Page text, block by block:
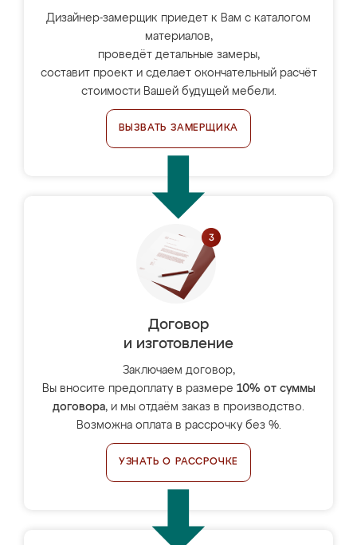
Дизайнер-замерщик приедет к Вам с каталогом
материалов,
проведёт детальные замеры,
составит проект и сделает окончательный расчёт
стоимости Вашей будущей мебели.
ВЫЗВАТЬ ЗАМЕРЩИКА
Договор
и изготовление
Заключаем договор,
Вы вносите предоплату в размере 10% от суммы
договора, и мы отдаём заказ в производство.
Возможна оплата в рассрочку без %.
УЗНАТЬ О РАССРОЧКЕ